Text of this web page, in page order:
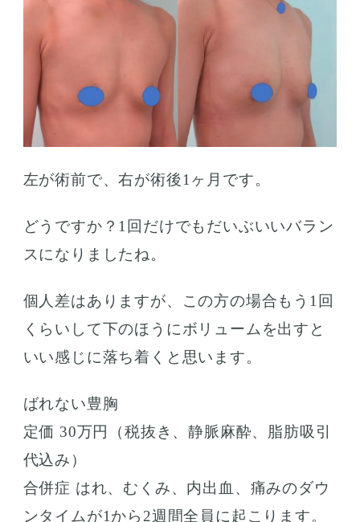
左が術前で、右が術後1ヶ月です。
どうですか？1回だけでもだいぶいいバラン
スになりましたね。
個人差はありますが、この方の場合もう1回
くらいして下のほうにボリュームを出すと
いい感じに落ち着くと思います。
ばれない豊胸
定価 30万円（税抜き、静脈麻酔、脂肪吸引
代込み）
合併症 はれ、むくみ、内出血、痛みのダウ
ンタイムが1から2週間全員に起こります。